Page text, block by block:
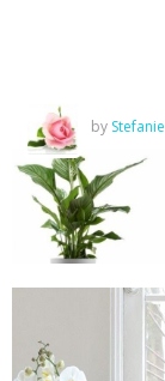
by Stefanie